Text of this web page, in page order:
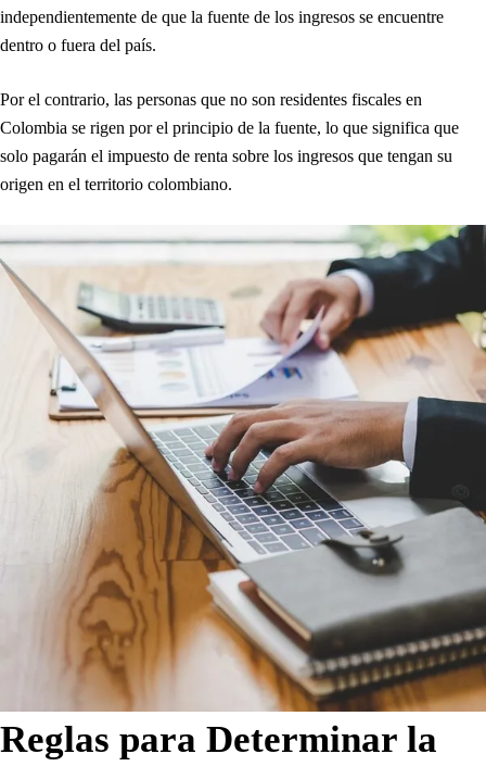
independientemente de que la fuente de los ingresos se encuentre
dentro o fuera del país.
Por el contrario, las personas que no son residentes fiscales en
Colombia se rigen por el principio de la fuente, lo que significa que
solo pagarán el impuesto de renta sobre los ingresos que tengan su
origen en el territorio colombiano.
Reglas para Determinar la